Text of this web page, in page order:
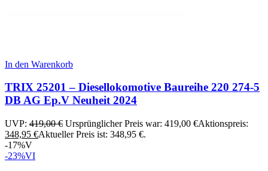
In den Warenkorb
TRIX 25201 – Diesellokomotive Baureihe 220 274-5
DB AG Ep.V Neuheit 2024
UVP: 419,00€ Ursprünglicher Preis war: 419,00 €Aktionspreis:
348,95 €Aktueller Preis ist: 348,95 €.
-17%V
-23%VI